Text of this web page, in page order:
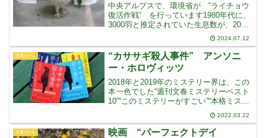
中央アルプスで、環境省が “ライチョウ
復活作戦” を行っています1980年代に、
3000羽と推定されていた生息数が、2000
年代には2000羽を切るまでに減少し、絶
滅の恐れがあるとして、保護増殖事業に
取り組んでいるということですテンやキ
ツネ
2024.07.12
大町から
“カササギ殺人事件” アンソニ
ー・ホロヴィッツ
2018年と2019年のミステリー界は、この
本一色でした“週刊文春ミステリーベスト
10”“このミステリーがすごい”“本格ミステ
リーベスト10”“ミステリーが読みたい”す
べて１位で、４冠を達成しましたそのほ
かの賞も併せて、７冠とも言われていま
2022.03.22
大町から
映画 “パーフェクトデイ